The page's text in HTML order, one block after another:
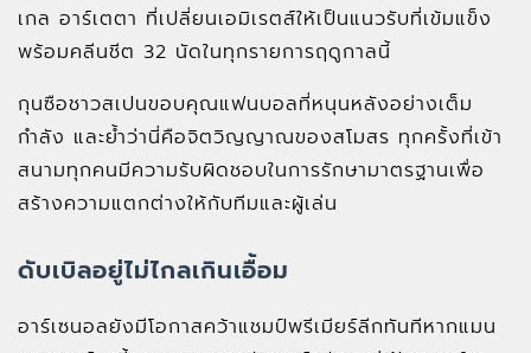
เกล อาร์เตตา ที่เปลี่ยนเอมิเรตส์ให้เป็นแนวรับที่เข้มแข็ง
พร้อมคลีนชีต 32 นัดในทุกรายการฤดูกาลนี้
กุนซือชาวสเปนขอบคุณแฟนบอลที่หนุนหลังอย่างเต็ม
กำลัง และย้ำว่านี่คือจิตวิญญาณของสโมสร ทุกครั้งที่เข้า
สนามทุกคนมีความรับผิดชอบในการรักษามาตรฐานเพื่อ
สร้างความแตกต่างให้กับทีมและผู้เล่น
ดับเบิลอยู่ไม่ไกลเกินเอื้อม
อาร์เซนอลยังมีโอกาสคว้าแชมป์พรีเมียร์ลีกทันทีหากแมน